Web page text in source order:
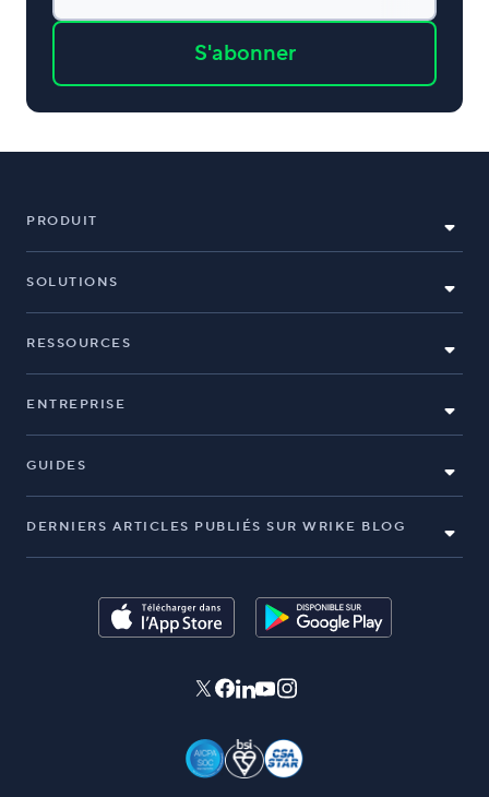
S'abonner
PRODUIT
SOLUTIONS
RESSOURCES
ENTREPRISE
GUIDES
DERNIERS ARTICLES PUBLIÉS SUR WRIKE BLOG